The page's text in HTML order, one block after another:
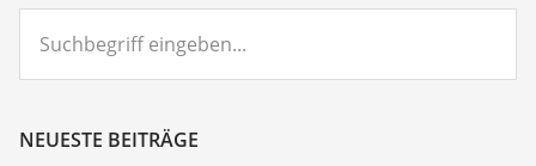
eingeben...
NEUESTE BEITRÄGE